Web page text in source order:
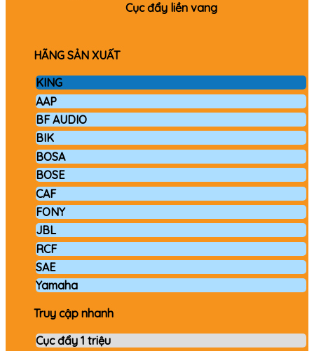
Cục đẩy liền vang
HÃNG SẢN XUẤT
KING
AAP
BF AUDIO
BIK
BOSA
BOSE
CAF
FONY
JBL
RCF
SAE
Yamaha
Truy cập nhanh
Cục đẩy 1 triệu